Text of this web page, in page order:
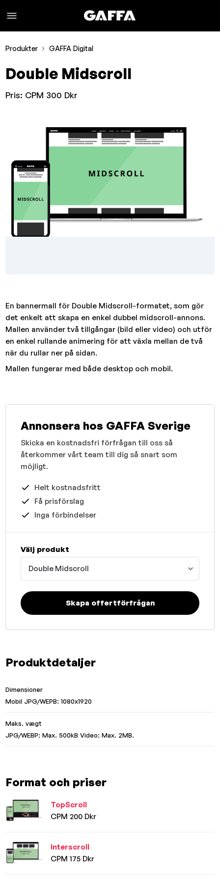
Produkter GAFFA Digital
Double Midscroll
Pris: CPM 300 Dkr
En bannermall för Double Midscroll-formatet, som gör
det enkelt att skapa en enkel dubbel midscroll-annons.
Mallen använder två tillgångar (bild eller video) och utför
en enkel rullande animering för att växla mellan de två
när du rullar ner på sidan.
Mallen fungerar med både desktop och mobil.
Produktdetaljer
Dimensioner
Mobil JPG/WEPB: 1080x1920
Maks. vægt
JPG/WEBP: Max. 500kB Video: Max. 2MB.
Format och priser
TopScroll
CPM 200 Dkr
Interscroll
CPM 175 Dkr
Annonsera hos GAFFA Sverige
Skicka en kostnadsfri förfrågan till oss så
återkommer vårt team till dig så snart som
möjligt.
Helt kostnadsfritt
Få prisförslag
Inga förbindelser
Välj produkt
Double Midscroll
Skapa offertförfrågan